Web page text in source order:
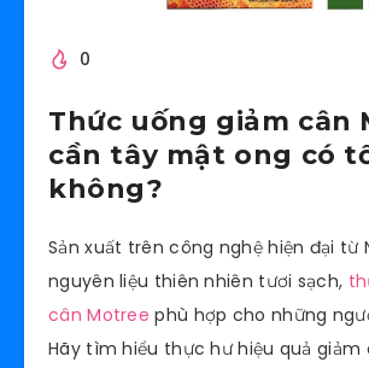
0
Thức uống giảm cân
cần tây mật ong có
không?
Sản xuất trên công nghệ hiện đại từ
nguyên liệu thiên nhiên tươi sạch,
cân Motree phù hợp cho những
Hãy tìm hiểu thực hư hiệu quả giảm